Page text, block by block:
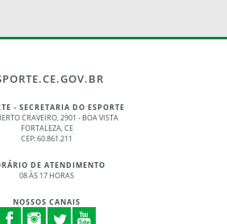
- SECRETARIA DO ESPORTE
CRAVEIRO, 2901 - BOA VISTA
FORTALEZA, CE
CEP: 60.861.211
DE ATENDIMENTO
08 ÀS 17 HORAS
NOSSOS CANAIS